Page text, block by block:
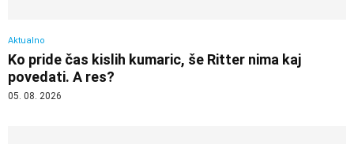
Aktualno
Ko pride čas kislih kumaric, še Ritter nima kaj
povedati. A res?
05. 08. 2026